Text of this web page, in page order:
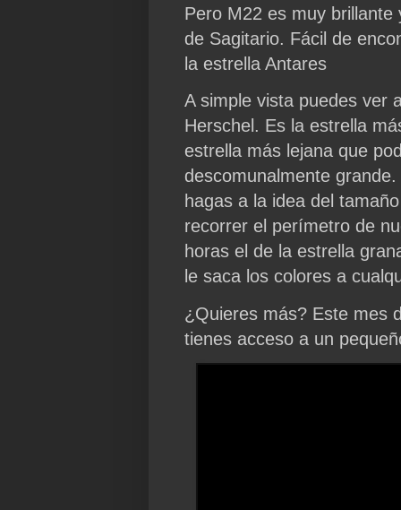
Pero M22 es muy
de Sagitario. Fácil de
la estrella Antares
A simple vista puedes ver
Herschel. Es la estrella
estrella más lejana que
descomunalmente
hagas a la idea del
recorrer el perímetro de
horas el de la estrella
le saca los colores a
¿Quieres más? Este mes
tienes acceso a un